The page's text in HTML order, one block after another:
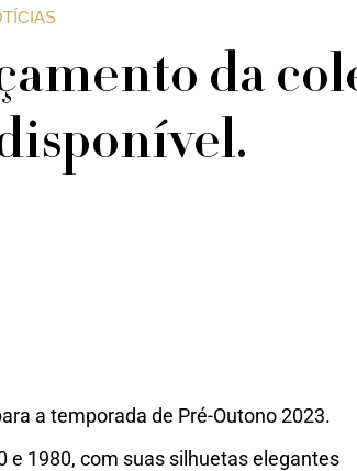
da
a temporada de Pré-Outono 2023.
e 1980, com suas silhuetas elegantes